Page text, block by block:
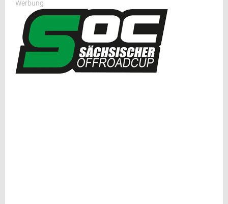
Werbung